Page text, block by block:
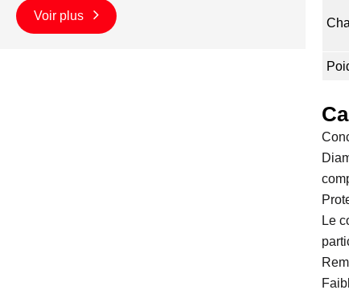
Voir plus
Le